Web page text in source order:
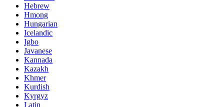
Hebrew
Hmong
Hungarian
Icelandic
Igbo
Javanese
Kannada
Kazakh
Khmer
Kurdish
Kyrgyz
Latin